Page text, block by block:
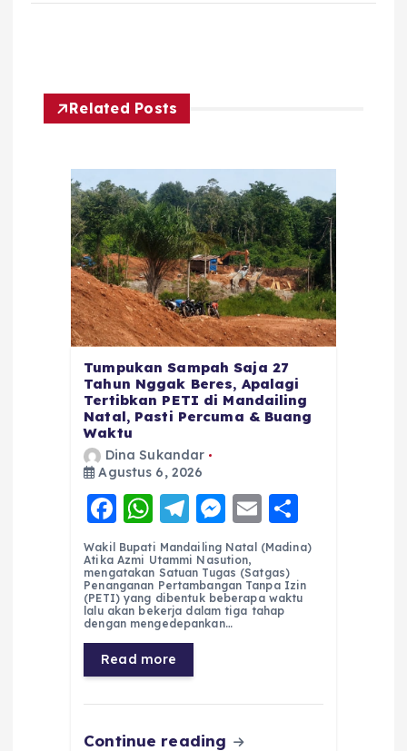
Related Posts
Tumpukan Sampah Saja 27
Tahun Nggak Beres, Apalagi
Tertibkan PETI di Mandailing
Natal, Pasti Percuma & Buang
Waktu
Dina Sukandar
Agustus 6, 2026
F
a
c
e
b
o
o
k
W
h
a
ts
A
p
p
T
el
e
g
r
a
m
M
e
ss
e
n
E
m
ai
l
h
a
re
Wakil Bupati Mandailing Natal (Madina)
Atika Azmi Utammi Nasution,
mengatakan Satuan Tugas (Satgas)
Penanganan Pertambangan Tanpa Izin
(PETI) yang dibentuk beberapa waktu
lalu akan bekerja dalam tiga tahap
dengan mengedepankan…
Read more
Continue reading